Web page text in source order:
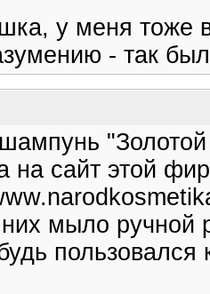
у меня тоже
- так
на сайт этой
мыло ручной